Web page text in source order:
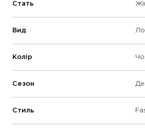
Стать
Вид
Колір
Сезон
Стиль